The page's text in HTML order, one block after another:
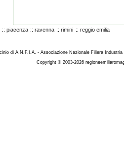
:: piacenza :: ravenna :: rimini :: reggio emilia
di A.N.F.I.A. - Associazione Nazionale Filiera
Copyright © 2003-2026